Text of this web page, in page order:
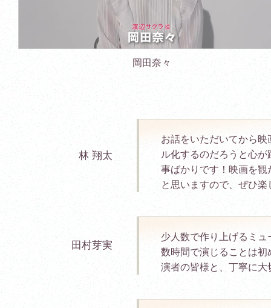
岡田奈々
林 翔太
お話をいただいてから
ル化するのだろうと心
事ばかりです！映画を
と思いますので、ぜひ
田村芽実
少人数で作り上げるミ
数時間で演じることは
演者の皆様と、丁寧に